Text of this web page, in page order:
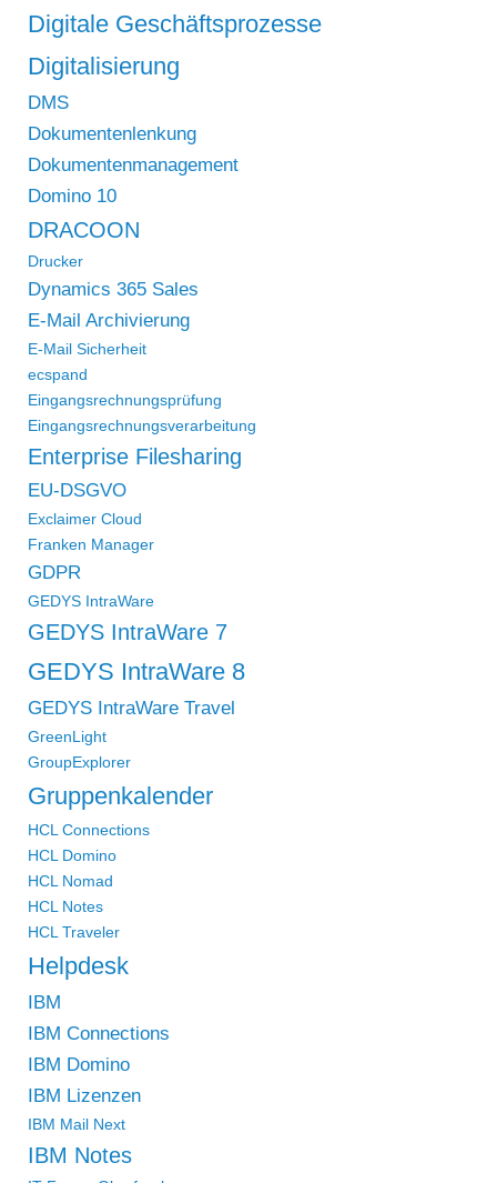
Digitale Geschäftsprozesse
Digitalisierung
DMS
Dokumentenlenkung
Dokumentenmanagement
Domino 10
DRACOON
Drucker
Dynamics 365 Sales
E-Mail Archivierung
E-Mail Sicherheit
ecspand
Eingangsrechnungsprüfung
Eingangsrechnungsverarbeitung
Enterprise Filesharing
EU-DSGVO
Exclaimer Cloud
Franken Manager
GDPR
GEDYS IntraWare
GEDYS IntraWare 7
GEDYS IntraWare 8
GEDYS IntraWare Travel
GreenLight
GroupExplorer
Gruppenkalender
HCL Connections
HCL Domino
HCL Nomad
HCL Notes
HCL Traveler
Helpdesk
IBM
IBM Connections
IBM Domino
IBM Lizenzen
IBM Mail Next
IBM Notes